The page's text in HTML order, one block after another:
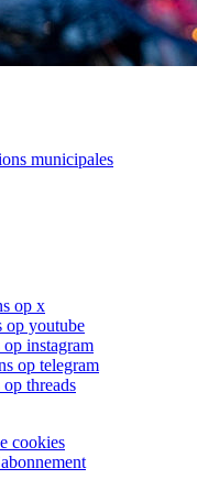
municipales
op x
op youtube
instagram
op telegram
threads
cookies